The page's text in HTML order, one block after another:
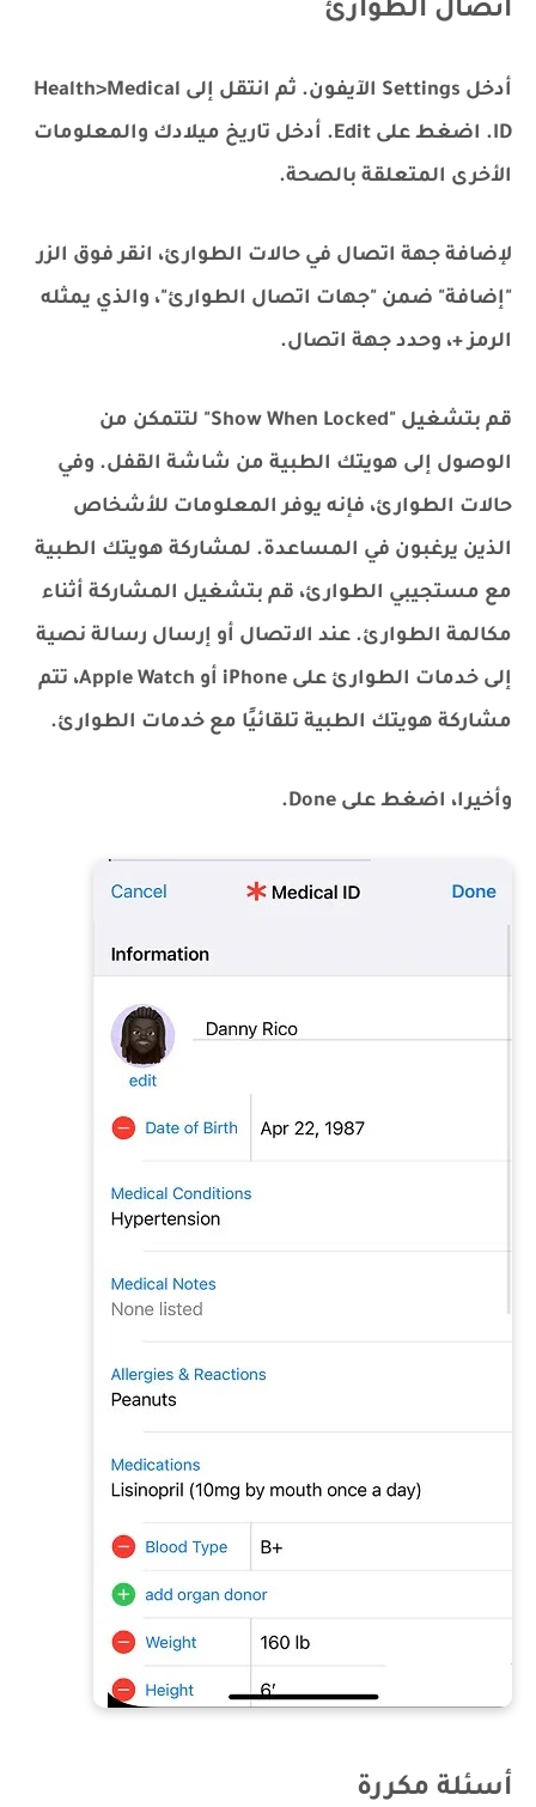
اتصال الطوارئ
أدخل Settings الآيفون. ثم انتقل إلى Health>Medical
ID. اضغط على Edit. أدخل تاريخ ميلادك والمعلومات
الأخرى المتعلقة بالصحة.
لإضافة جهة اتصال في حالات الطوارئ، انقر فوق الزر
"إضافة" ضمن "جهات اتصال الطوارئ"، والذي يمثله
الرمز +، وحدد جهة اتصال.
قم بتشغيل "Show When Locked" لتتمكن من
الوصول إلى هويتك الطبية من شاشة القفل. وفي
حالات الطوارئ، فإنه يوفر المعلومات للأشخاص
الذين يرغبون في المساعدة. لمشاركة هويتك الطبية
مع مستجيبي الطوارئ، قم بتشغيل المشاركة أثناء
مكالمة الطوارئ. عند الاتصال أو إرسال رسالة نصية
إلى خدمات الطوارئ على iPhone أو Apple Watch، تتم
مشاركة هويتك الطبية تلقائيًا مع خدمات الطوارئ.
وأخيرا، اضغط على Done.
أسئلة مكررة